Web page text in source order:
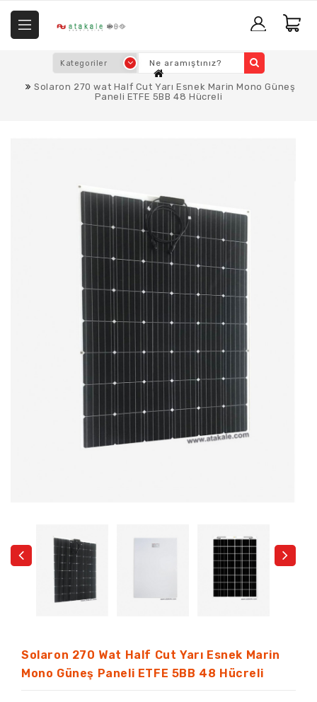
Solaron 270 wat Half Cut Yarı Esnek Marin Mono Güneş
Paneli ETFE 5BB 48 Hücreli
Solaron 270 Wat Half Cut Yarı Esnek Marin
Mono Güneş Paneli ETFE 5BB 48 Hücreli